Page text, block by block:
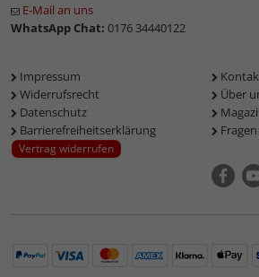
E-Mail an uns
WhatsApp Chat: 0176 34440122
Impressum
Widerrufsrecht
Datenschutz
Barrierefreiheitserklärung
Vertrag widerrufen
Über